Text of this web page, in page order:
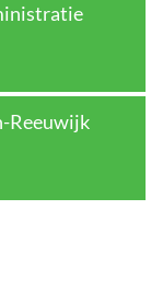
Reeuwijk